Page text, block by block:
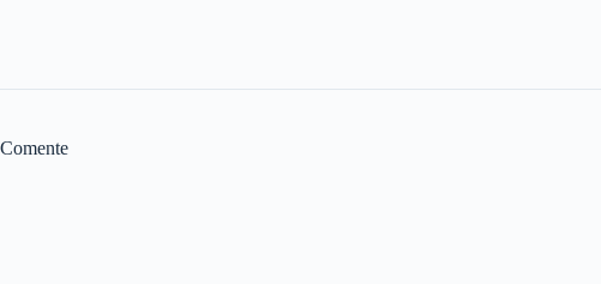
Comente